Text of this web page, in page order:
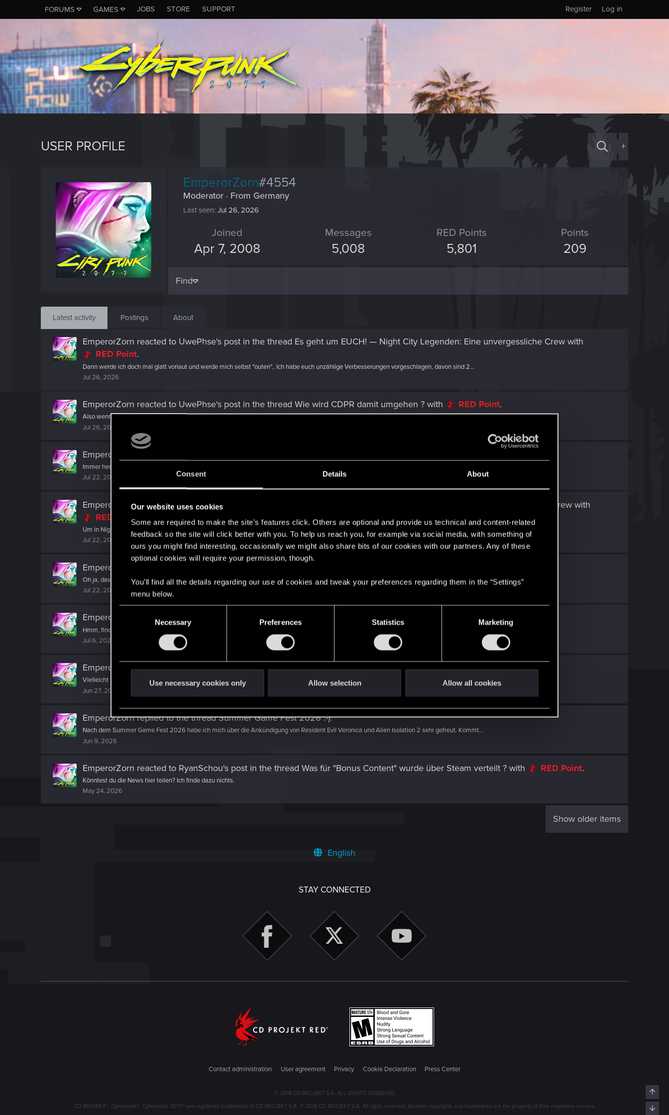
Consent Details About
Our website uses cookies
Some are required to make the site’s features click. Others are optional and provide us technical and content-related
feedback so the site will click better with you. To help us reach you, for example via social media, with something of
ours you might find interesting, occasionally we might also share bits of our cookies with our partners. Any of these
optional cookies will require your permission, though.
You’ll find all the details regarding our use of cookies and tweak your preferences regarding them in the “Settings”
menu below.
e
l
e
i
o
n
Necessary Preferences Statistics Marketing
Use necessary cookies only Allow selection Allow all cookies
FORUMS GAMES JOBS STORE SUPPORT Log in
Register
USER PROFILE +
EmperorZorn#4554
Moderator · From Germany
Last seen Jul 26, 2026
Joined
Apr 7, 2008
Messages
5,008
RED Points
5,801
Points
209
Find
Latest activity Postings About
EmperorZorn reacted to UwePhse's post in the thread Es geht um EUCH! — Night City Legenden: Eine unvergessliche Crew with
RED Point.
Dann werde ich doch mal glatt vorlaut und werde mich selbst "outen".. Ich habe euch unzählige Verbesserungen vorgeschlagen, davon sind 2...
Jul 26, 2026
EmperorZorn reacted to UwePhse's post in the thread Wie wird CDPR damit umgehen ? with RED Point.
Also wenn es rein um den Nachfolger geht: CA (Close Alpha), CB (Close Beta ) oder ähnlichen Zugang ( Open Alpha bzw Beta ). Die Musik...
Jul 26, 2026
EmperorZorn
Immer her mit den Vorschlägen. Wen könnte man denn noch verewigen? Meinst du die Community generell oder eher gewisse Sparten der...
Jul 22, 2026
EmperorZornreacted toRyanSchou's post Es geht um EUCH! — Night City Legenden: Eine unvergessliche Crew with
RED Point
Um in Night City zu überleben, brauchst du jemanden, der dir den Rücken freihält. Auf dem Weg in die großen Ligen hat V eine...
Jul 22, 2026
EmperorZorn
Oh ja, das waren gute Zeiten mit den Boxen von Secret of Mana, Illusion of Time, Secret of Evermore neben den ganzen weiteren Spielen...
Jul 22, 2026
EmperorZorn replied to the thread Wie wird CDPR damit umgehen ?
Hmm, findet denn überhaupt jemand die Spiele zu teuer? CDPR hat doch ein ziemlich faires Preismodell für AAA-Spiele. Meiner Meinung...
Jul 6, 2026
EmperorZornreacted toPantherG77's postin the threadSummer Game Fest 2026 :-)with RED Point.
Vielleicht hab ich mich falsch ausgedrückt , Ich habe auch keine Ahnung wie ich das in Schriftform wiedergeben soll :) Es geht mir...
Jun 27, 2026
EmperorZornreplied to the threadSummer Game Fest 2026 :-).
Nach dem Summer Game Fest 2026 habe ich mich über die Ankündigung von Resident Evil Veronica und Alien Isolation 2 sehr gefreut. Kommt...
Jun 9, 2026
EmperorZorn reacted to RyanSchou's post in the thread Was für "Bonus Content" wurde über Steam verteilt ? with RED Point.
Könntest du die News hier teilen? Ich finde dazu nichts.
May 24, 2026
Show older items
English
STAY CONNECTED
Contact administration User agreement Privacy Cookie Declaration Press Center
© 2018 CD PROJEKT S.A. ALL RIGHTS RESERVED
CD PROJEKT®, Cyberpunk®, Cyberpunk 2077® are registered trademarks of CD PROJEKT S.A. © 2018 CD PROJEKT S.A. All rights reserved. All other copyrights and trademarks are the property of their respective owners.
Top